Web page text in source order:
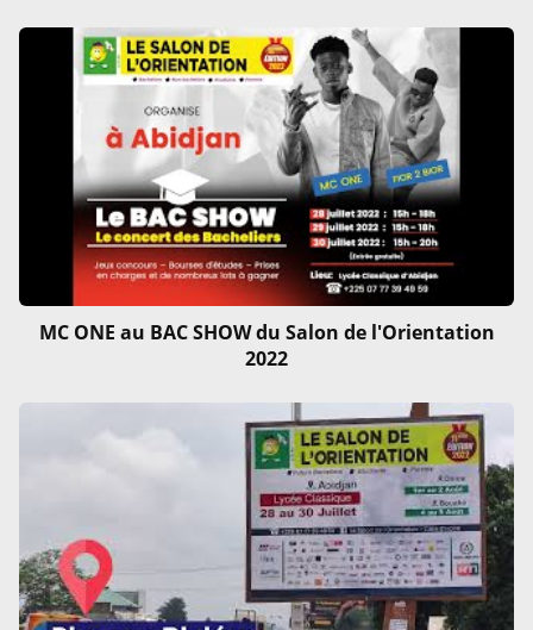
MC ONE au BAC SHOW du Salon de l'Orientation
2022